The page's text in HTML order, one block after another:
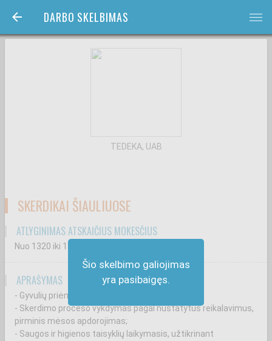
DARBO SKELBIMAS bars
Šio skelbimo galiojimas
yra pasibaigęs.
TEDEKA, UAB
SKERDIKAI ŠIAULIUOSE
ATLYGINIMAS ATSKAIČIUS MOKESČIUS
Nuo 1320 iki 1870
APRAŠYMAS
- Gyvulių priėmimas ir jų paruošimas skerdimui;
- Skerdimo proceso vykdymas pagal nustatytus reikalavimus,
pirminis mėsos apdorojimas;
- Saugos ir higienos taisyklių laikymasis, užtikrinant